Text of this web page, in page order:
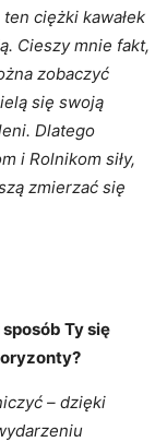
ciężki kawałek
Cieszy mnie fakt,
zobaczyć
się swoją
Dlatego
i Rolnikom siły,
zmierzać się
Ty się
– dzięki